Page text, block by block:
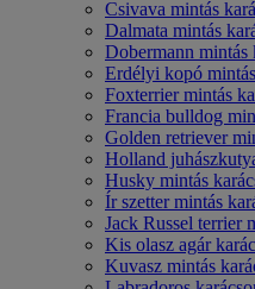
Csivava mintás
Dalmata mintás
Dobermann mintás
Erdélyi kopó
Foxterrier mintás
Francia bulldog
Golden retriever
Holland
Husky mintás
Ír szetter mintás
Jack Russel terrier
Kis olasz agár
Kuvasz mintás